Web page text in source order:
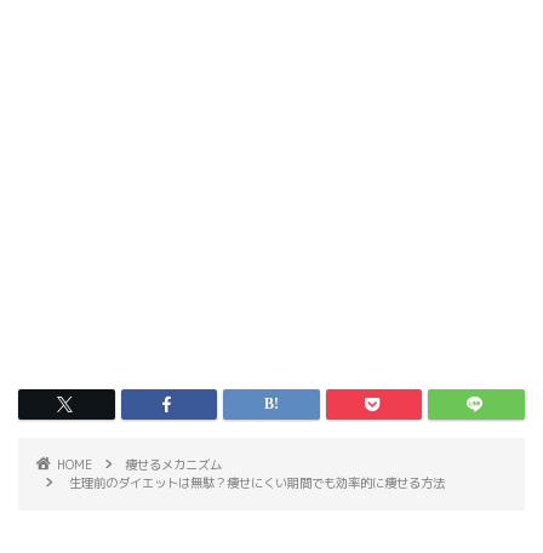
HOME
痩せるメカニズム
生理前のダイエットは無駄？痩せにくい期間でも効率的に痩せる方法